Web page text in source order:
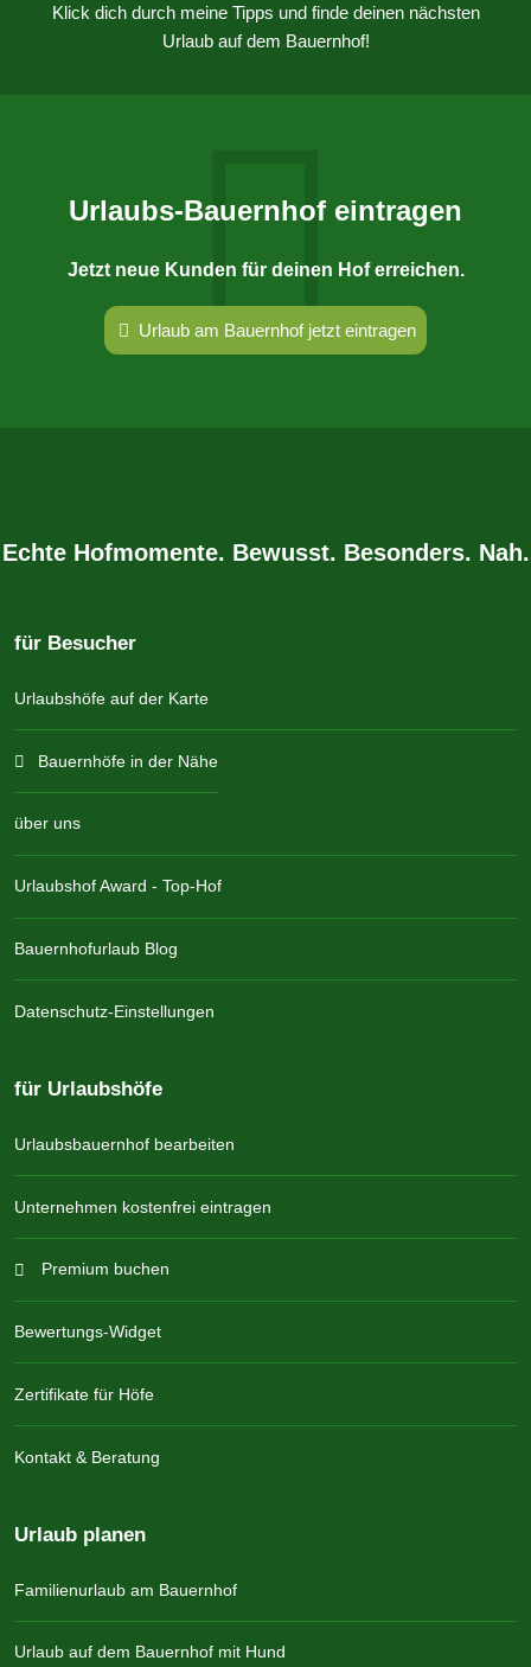
Klick dich durch meine Tipps und finde deinen nächsten
Urlaub auf dem Bauernhof!
Urlaubs-Bauernhof eintragen
Jetzt neue Kunden für deinen Hof erreichen.
Urlaub am Bauernhof jetzt eintragen
Echte Hofmomente. Bewusst. Besonders. Nah.
für Besucher
Urlaubshöfe auf der Karte
Bauernhöfe in der Nähe
über uns
Urlaubshof Award - Top-Hof
Bauernhofurlaub Blog
Datenschutz-Einstellungen
für Urlaubshöfe
Urlaubsbauernhof bearbeiten
Unternehmen kostenfrei eintragen
Premium buchen
Bewertungs-Widget
Zertifikate für Höfe
Kontakt & Beratung
Urlaub planen
Familienurlaub am Bauernhof
Urlaub auf dem Bauernhof mit Hund